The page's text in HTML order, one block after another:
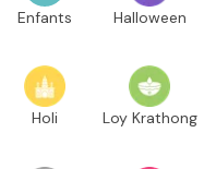
Enfants Halloween
Holi Loy Krathong